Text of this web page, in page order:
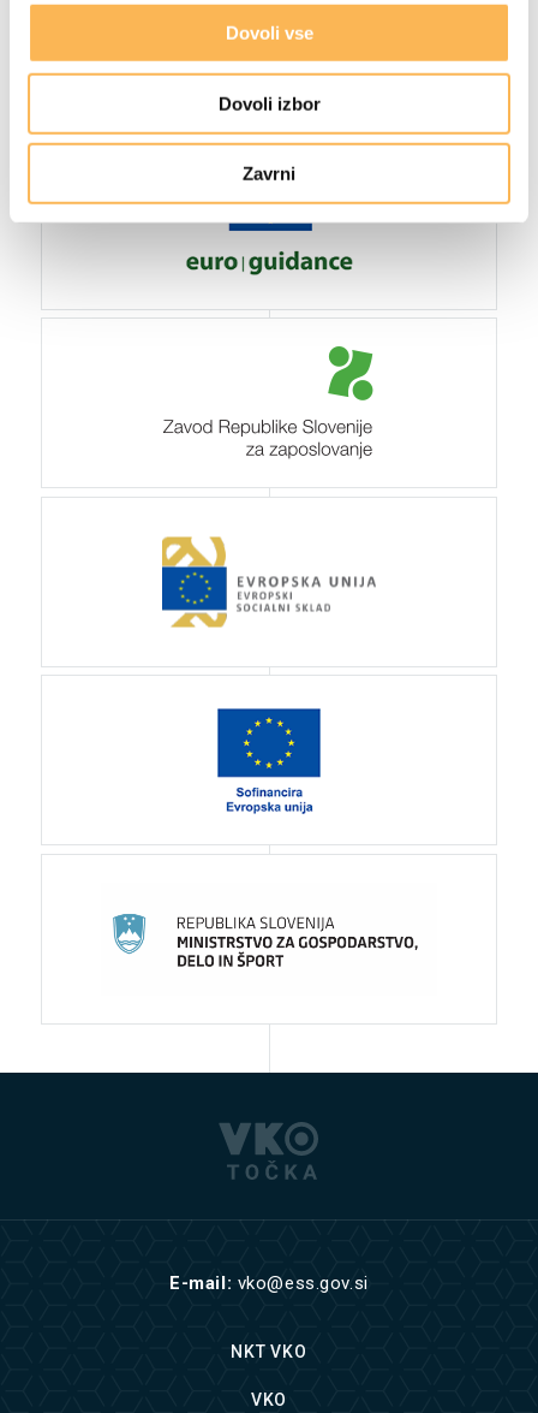
Dovoli vse
Dovoli izbor
Zavrni
E-mail: vko@ess.gov.si
NKT VKO
VKO